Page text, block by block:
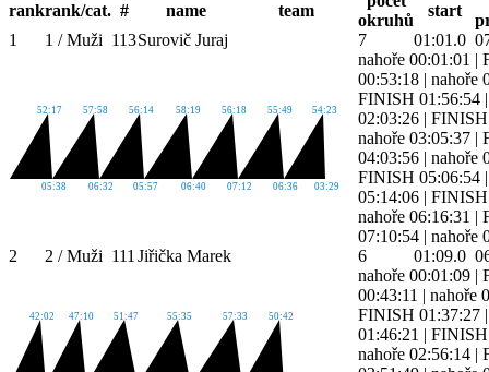
rankrank/cat. # name team
okruhů
start
1
1 / Muži 113Surovič Juraj 7 01:01.0
52:17
05:38
57:58
06:32
56:14
05:57
58:19
06:40
56:18
07:12
55:49
06:36
54:23
03:29
nahoře 00:01:01 |
00:53:18 | nahoře
FINISH 01:56:54
02:03:26 | FINISH
nahoře 03:05:37 |
04:03:56 | nahoře
FINISH 05:06:54
05:14:06 | FINISH
nahoře 06:16:31 |
07:10:54 | nahoře
2
2 / Muži 111 Jiřička Marek 6 01:09.0
42:02 47:10 51:47 55:35 57:33 50:42
nahoře 00:01:09 |
00:43:11 | nahoře
FINISH 01:37:27
01:46:21 | FINISH
nahoře 02:56:14 |